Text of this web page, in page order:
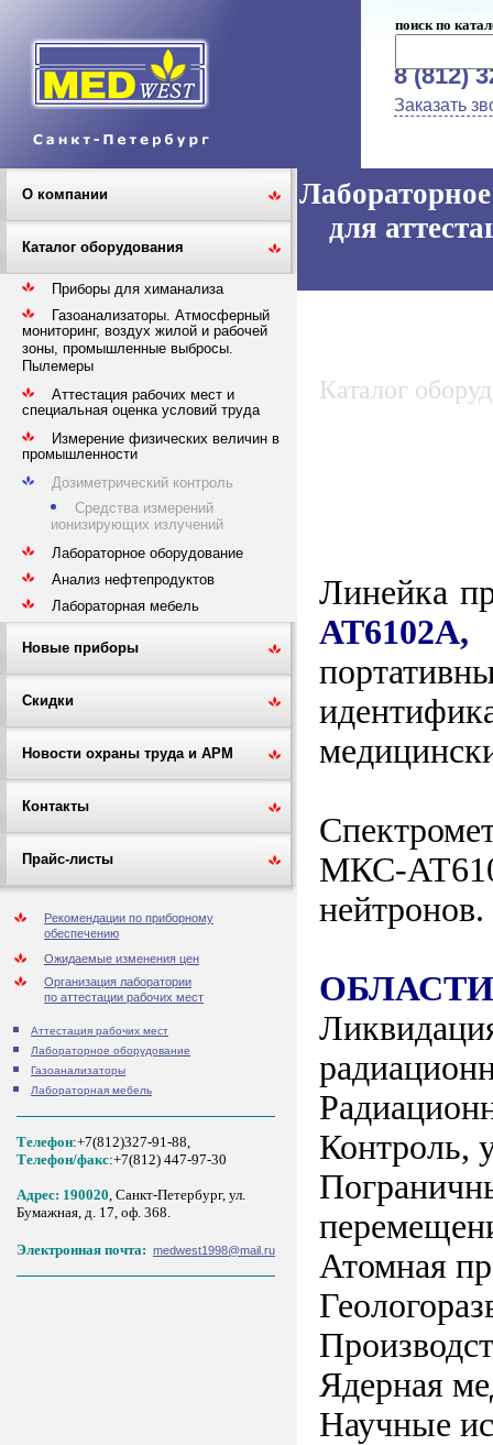
поиск по
8 (812)
Заказать
О компании
Каталог оборудования
Приборы для химанализа
Газоанализаторы. Атмосферный
мониторинг, воздух жилой и рабочей
зоны, промышленные выбросы.
Пылемеры
Аттестация рабочих мест и
специальная оценка условий труда
Измерение физических величин в
промышленности
Дозиметрический контроль
Средства измерений
ионизирующих излучений
Лабораторное оборудование
Анализ нефтепродуктов
Лабораторная мебель
Новые приборы
Скидки
Новости охраны труда и АРМ
Контакты
Прайс-листы
Рекомендации по приборному
обеспечению
Ожидаемые изменения цен
Организация лаборатории
по аттестации рабочих мест
Аттестация рабочих мест
Лабораторное оборудование
Газоанализаторы
Лабораторная мебель
Телефон:+7(812)327-91-88,
Tелефон/факс:+7(812) 447-97-30
Адрес: 190020, Санкт-Петербург, ул.
Бумажная, д. 17, оф. 368.
Электронная почта: medwest1998@mail.ru
для
Каталог
Линейка
МКС-
нейтронов.
Контроль,
Атомная
Ядерная
Научные